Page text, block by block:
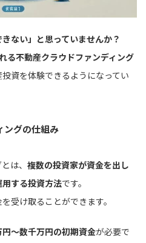
ない」と思っていませんか？
る不動産クラウドファンディング
資を体験できるようになってい
ングの仕組み
は、 複数の投資家が資金を出し
する投資方法です。
受け取ることができます。
〜数千万円の初期資金が必要で